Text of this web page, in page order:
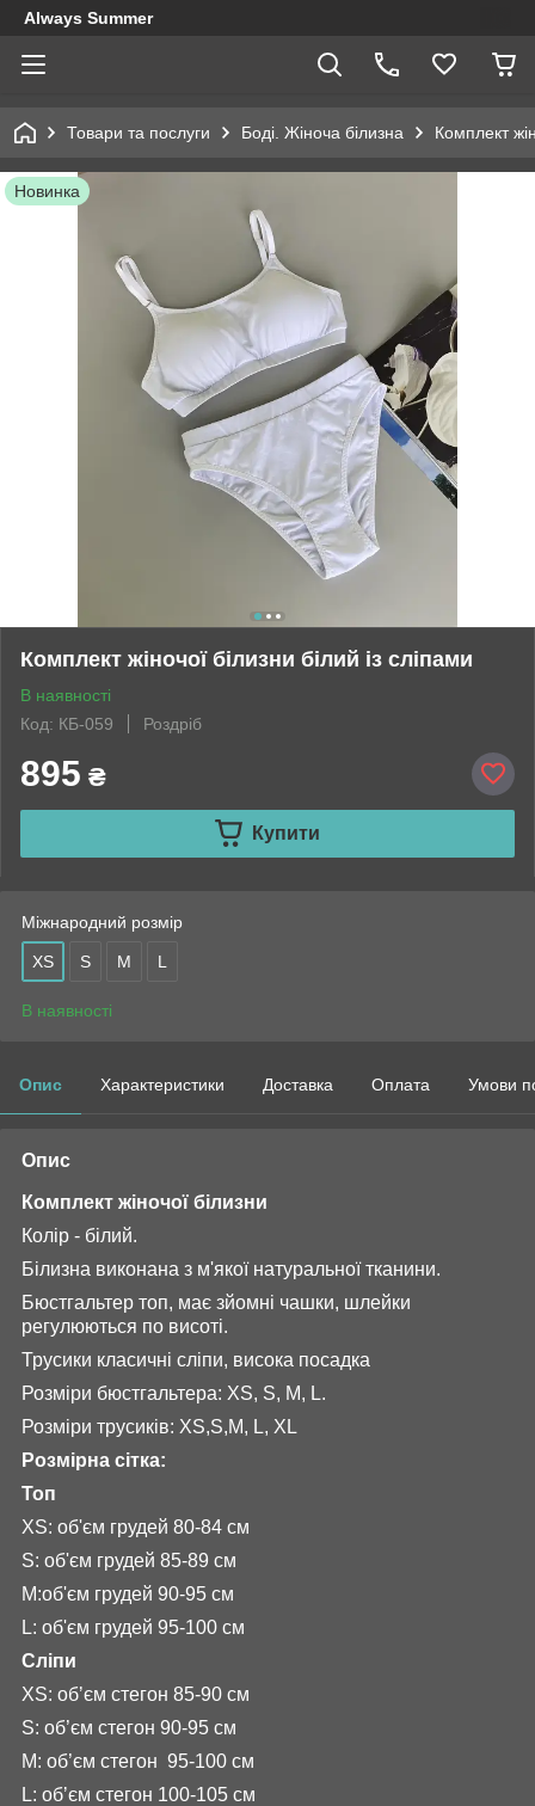
Always Summer
Товари та послуги Боді. Жіноча білизна Комплект
Новинка
Комплект жіночої білизни білий із сліпами
В наявності
Код: КБ-059
Роздріб
895 ₴
Купити
Міжнародний розмір
XS S M L
В наявності
Опис Характеристики Доставка Оплата Умови
Опис
Комплект жіночої білизни
Колір - білий.
Білизна виконана з м'якої натуральної тканини.
Бюстгальтер топ, має зйомні чашки, шлейки
регулюються по висоті.
Трусики класичні сліпи, висока посадка
Розміри бюстгальтера: XS, S, M, L.
Розміри трусиків: XS,S,M, L, XL
Розмірна сітка:
Топ
XS: об'єм грудей 80-84 см
S: об'єм грудей 85-89 см
M:об'єм грудей 90-95 см
L: об'єм грудей 95-100 см
Сліпи
XS: обʼєм стегон 85-90 см
S: об’єм стегон 90-95 см
М: об’єм стегон 95-100 см
L: обʼєм стегон 100-105 см